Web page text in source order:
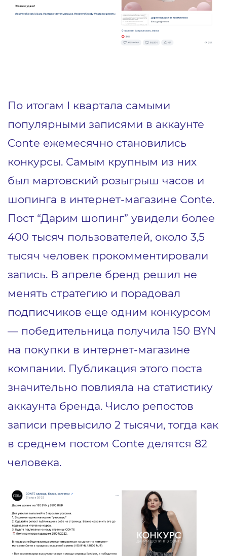
По итогам I квартала самыми
популярными записями в аккаунте
Conte ежемесячно становились
конкурсы. Самым крупным из них
был мартовский розыгрыш часов и
шопинга в интернет-магазине Conte.
Пост “Дарим шопинг” увидели более
400 тысяч пользователей, около 3,5
тысяч человек прокомментировали
запись. В апреле бренд решил не
менять стратегию и порадовал
подписчиков еще одним конкурсом
— победительница получила 150 BYN
на покупки в интернет-магазине
компании. Публикация этого поста
значительно повлияла на статистику
аккаунта бренда. Число репостов
записи превысило 2 тысячи, тогда как
в среднем постом Conte делятся 82
человека.